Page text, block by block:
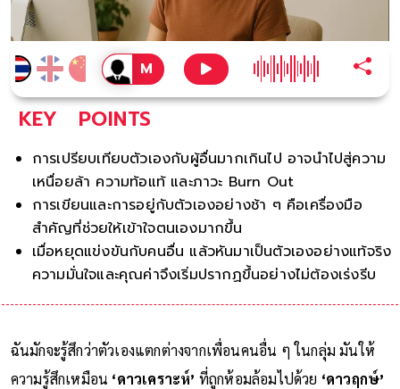
KEY POINTS
การเปรียบเทียบตัวเองกับผู้อื่นมากเกินไป อาจนำไปสู่ความ
เหนื่อยล้า ความท้อแท้ และภาวะ Burn Out
การเขียนและการอยู่กับตัวเองอย่างช้า ๆ คือเครื่องมือ
สำคัญที่ช่วยให้เข้าใจตนเองมากขึ้น
เมื่อหยุดแข่งขันกับคนอื่น แล้วหันมาเป็นตัวเองอย่างแท้จริง
ความมั่นใจและคุณค่าจึงเริ่มปรากฏขึ้นอย่างไม่ต้องเร่งรีบ
ฉันมักจะรู้สึกว่าตัวเองแตกต่างจากเพื่อนคนอื่น ๆ ในกลุ่ม มันให้
ความรู้สึกเหมือน ‘ดาวเคราะห์’ ที่ถูกห้อมล้อมไปด้วย ‘ดาวฤกษ์’